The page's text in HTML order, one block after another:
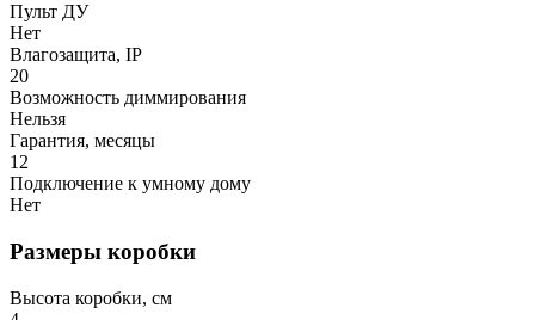
Пульт ДУ
Нет
Влагозащита, IP
20
Возможность диммирования
Нельзя
Гарантия, месяцы
12
Подключение к умному дому
Нет
Размеры коробки
Высота коробки, см